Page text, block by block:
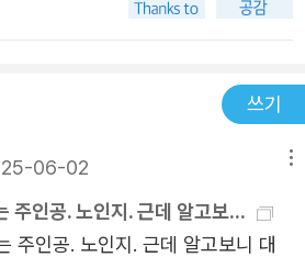
고 더 깊게 이야기 할 것들이 문장으
주.. 아주 복잡한 이야기를 읽은 것 같
서 말하고자 하는 바는 명확한데 이
느낌.
쓰기
06-02
주인공. 노인지. 근데 알고보...
주인공. 노인지. 근데 알고보니 대